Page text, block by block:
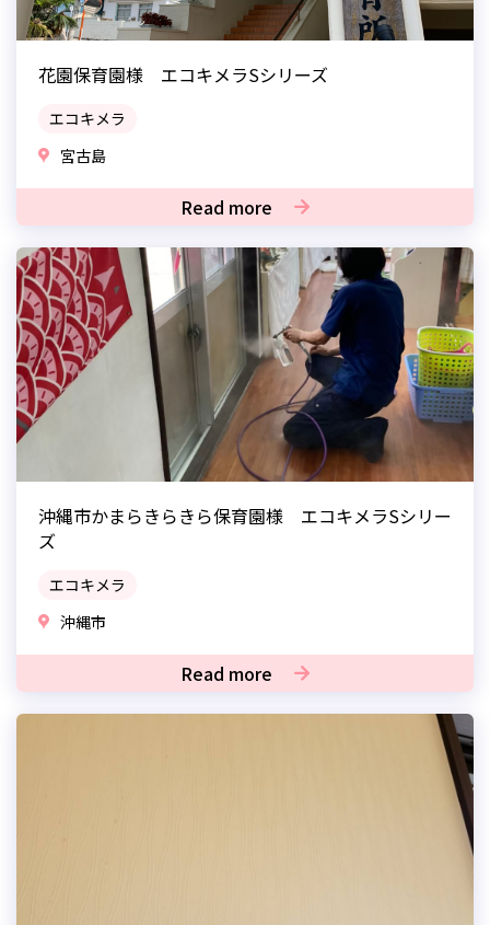
花園保育園様 エコキメラSシリーズ
エコキメラ
宮古島
Read more
沖縄市かまらきらきら保育園様 エコキメラSシリー
ズ
エコキメラ
沖縄市
Read more